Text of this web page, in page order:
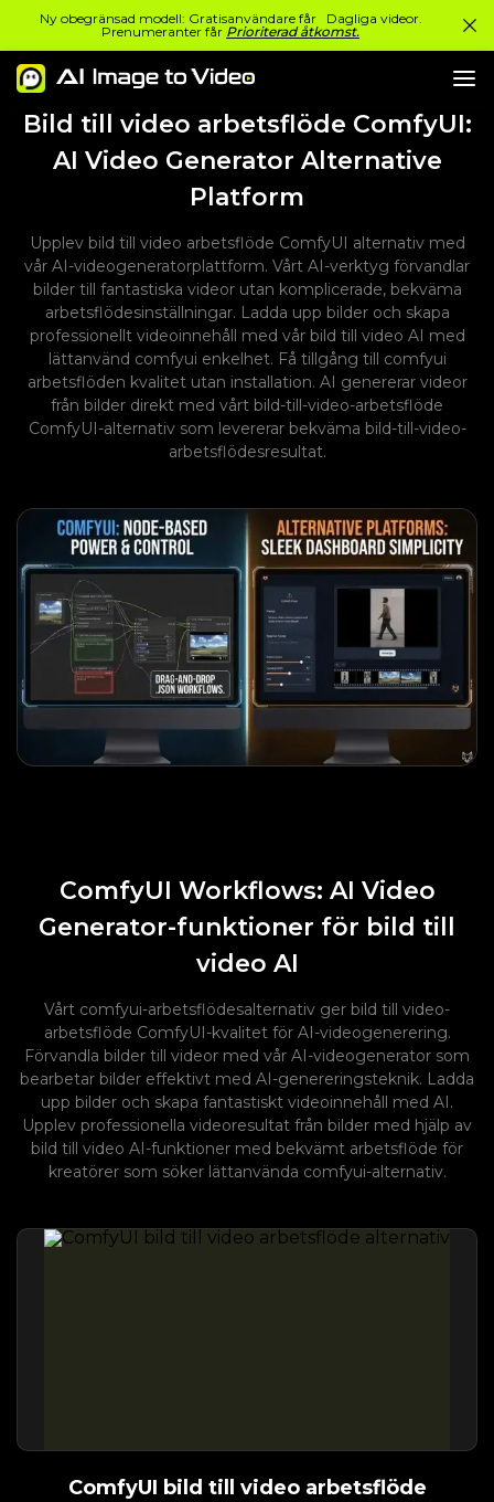
Ny obegränsad modell: Gratisanvändare får Dagliga videor.
Prenumeranter får Prioriterad åtkomst.
Bild till video arbetsflöde ComfyUI:
AI Video Generator Alternative
Platform
Upplev bild till video arbetsflöde ComfyUI alternativ med
vår AI-videogeneratorplattform. Vårt AI-verktyg förvandlar
bilder till fantastiska videor utan komplicerade, bekväma
arbetsflödesinställningar. Ladda upp bilder och skapa
professionellt videoinnehåll med vår bild till video AI med
lättanvänd comfyui enkelhet. Få tillgång till comfyui
arbetsflöden kvalitet utan installation. AI genererar videor
från bilder direkt med vårt bild-till-video-arbetsflöde
ComfyUI-alternativ som levererar bekväma bild-till-video-
arbetsflödesresultat.
ComfyUI Workflows: AI Video
Generator-funktioner för bild till
video AI
Vårt comfyui-arbetsflödesalternativ ger bild till video-
arbetsflöde ComfyUI-kvalitet för AI-videogenerering.
Förvandla bilder till videor med vår AI-videogenerator som
bearbetar bilder effektivt med AI-genereringsteknik. Ladda
upp bilder och skapa fantastiskt videoinnehåll med AI.
Upplev professionella videoresultat från bilder med hjälp av
bild till video AI-funktioner med bekvämt arbetsflöde för
kreatörer som söker lättanvända comfyui-alternativ.
ComfyUI bild till video arbetsflöde